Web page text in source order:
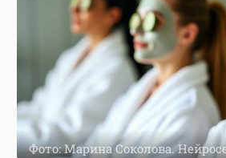
Фото: Марина Соколова.